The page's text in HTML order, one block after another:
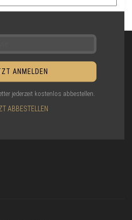
jederzeit kostenlos abbestellen.
ABBESTELLEN